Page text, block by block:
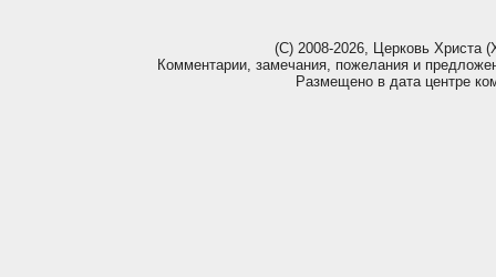
(С) 2008-2026, Церковь Христа
Комментарии, замечания, пожелания и
Размещено в дата центре